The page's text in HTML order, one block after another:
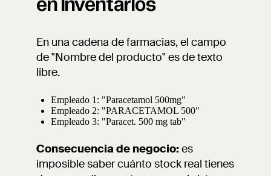
en inventarios
En una cadena de farmacias, el campo
de "Nombre del producto" es de texto
libre.
Empleado 1: "Paracetamol 500mg"
Empleado 2: "PARACETAMOL 500"
Empleado 3: "Paracet. 500 mg tab"
Consecuencia de negocio:es
imposible saber cuánto stock real tienes